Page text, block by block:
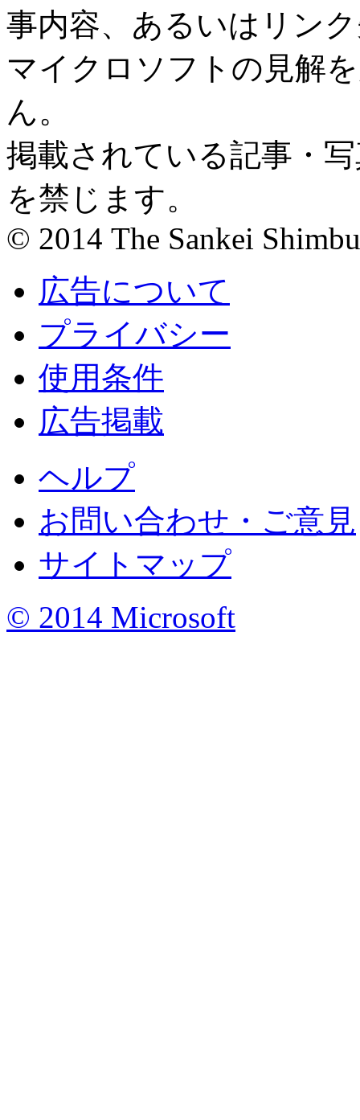
事内容、あるいはリン
マイクロソフトの見解
ん。
掲載されている記事・
を禁じます。
© 2014 The Sankei
広告について
プライバシー
使用条件
広告掲載
ヘルプ
お問い合わせ・ご意見
サイトマップ
© 2014 Microsoft